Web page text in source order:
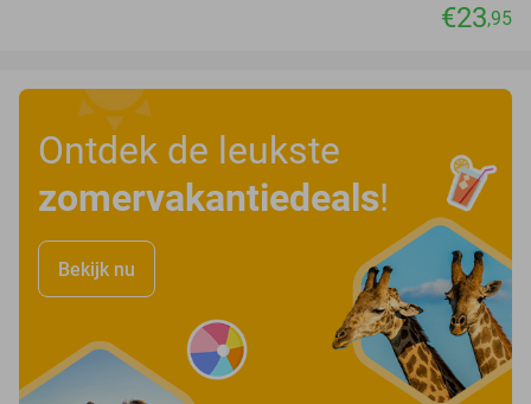
€23,95
Ontdek de leukste
zomervakantiedeals!
Bekijk nu